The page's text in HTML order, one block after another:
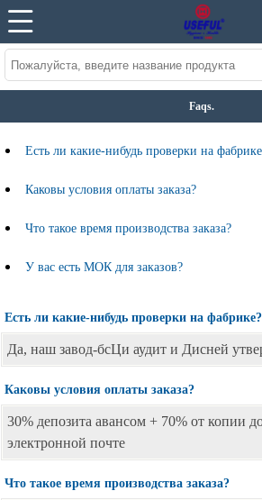
Faqs.
Есть ли какие-нибудь проверки на
Каковы условия оплаты заказа?
Что такое время производства заказа?
У вас есть МОК для заказов?
Есть ли какие-нибудь проверки на фабрике?
Да, наш завод-бсЦи аудит и Дисней
Каковы условия оплаты заказа?
30% депозита авансом + 70% от копии
электронной почте
Что такое время производства заказа?